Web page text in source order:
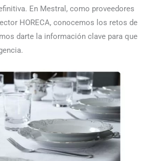
En Mestral, como proveedores
HORECA, conocemos los retos de
darte la información clave para que